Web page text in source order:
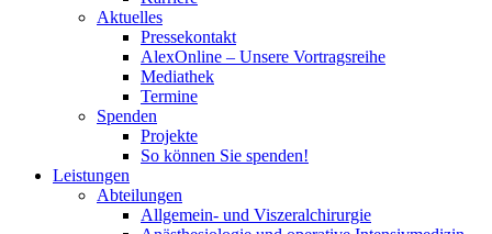
Aktuelles
Pressekontakt
AlexOnline – Unsere Vortragsreihe
Mediathek
Termine
Spenden
Projekte
So können Sie spenden!
Leistungen
Abteilungen
Allgemein- und Viszeralchirurgie